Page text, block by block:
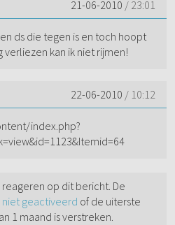
21-06-2010 / 23:01
ds die tegen is en toch hoopt
kan ik niet rijmen!
22-06-2010 / 10:12
index.php?
op dit bericht. De
niet geactiveerd of de uiterste
1 maand is verstreken.